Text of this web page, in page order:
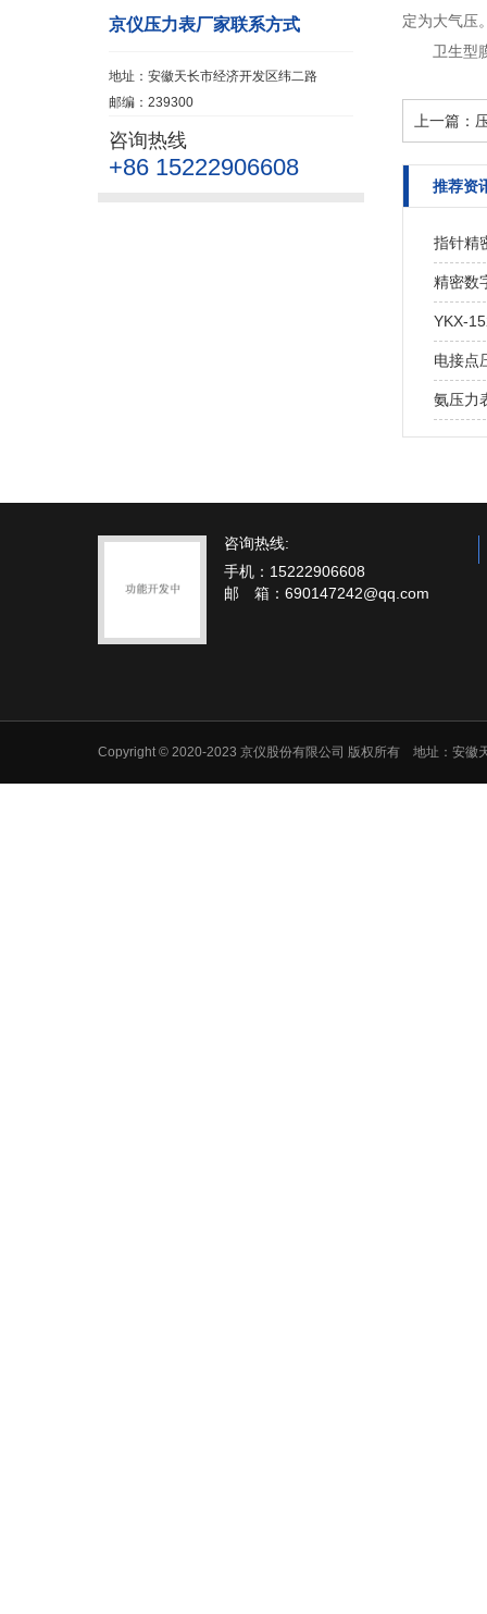
京仪压力表厂家联系方式
地址：安徽天长市经济开发区纬二路
邮编：239300
咨询热线
+86 15222906608
定为大气压
卫生型
上一篇：
推荐资
指针精
精密数
YKX-
电接点
氨压力
咨询热线:
手机：15222906608
邮 箱：690147242@qq.com
Copyright © 2020-2023 京仪股份有限公司 版权所有 地址：安